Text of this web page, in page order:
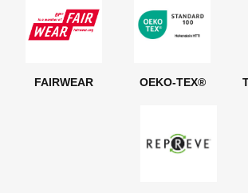
FAIRWEAR OEKO-TEX®